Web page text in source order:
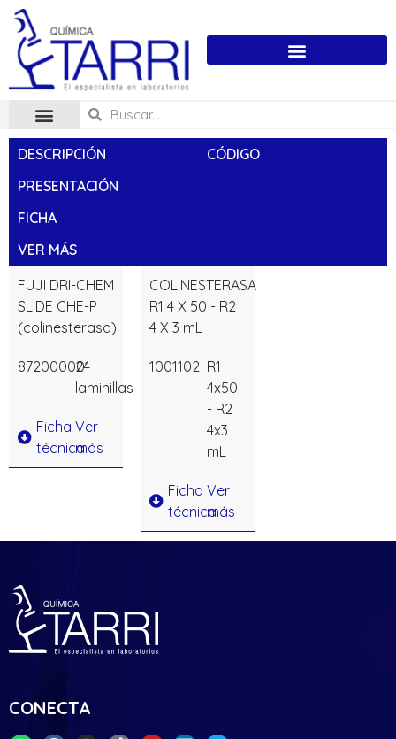
DESCRIPCIÓN
CÓDIGO
PRESENTACIÓN
FICHA
VER MÁS
FUJI DRI-CHEM
SLIDE CHE-P
(colinesterasa)
872000001
24
laminillas
Ficha
técnica
Ver
más
COLINESTERASA
R1 4 X 50 - R2
4 X 3 mL
1001102 R1
4x50
- R2
4x3
mL
Ficha
técnica
Ver
más
CONECTA